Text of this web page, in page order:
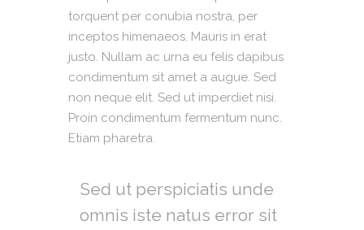
torquent per conubia nostra, per
inceptos himenaeos. Mauris in erat
justo. Nullam ac urna eu felis dapibus
condimentum sit amet a augue. Sed
non neque elit. Sed ut imperdiet nisi.
Proin condimentum fermentum nunc.
Etiam pharetra.
Sed ut perspiciatis unde
omnis iste natus error sit